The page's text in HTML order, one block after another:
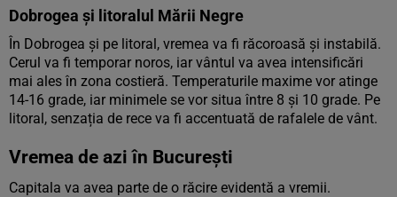
Dobrogea și litoralul Mării Negre
În Dobrogea și pe litoral, vremea va fi răcoroasă și instabilă.
Cerul va fi temporar noros, iar vântul va avea intensificări
mai ales în zona costieră. Temperaturile maxime vor atinge
14-16 grade, iar minimele se vor situa între 8 și 10 grade. Pe
litoral, senzația de rece va fi accentuată de rafalele de vânt.
Vremea de azi în București
Capitala va avea parte de o răcire evidentă a vremii.